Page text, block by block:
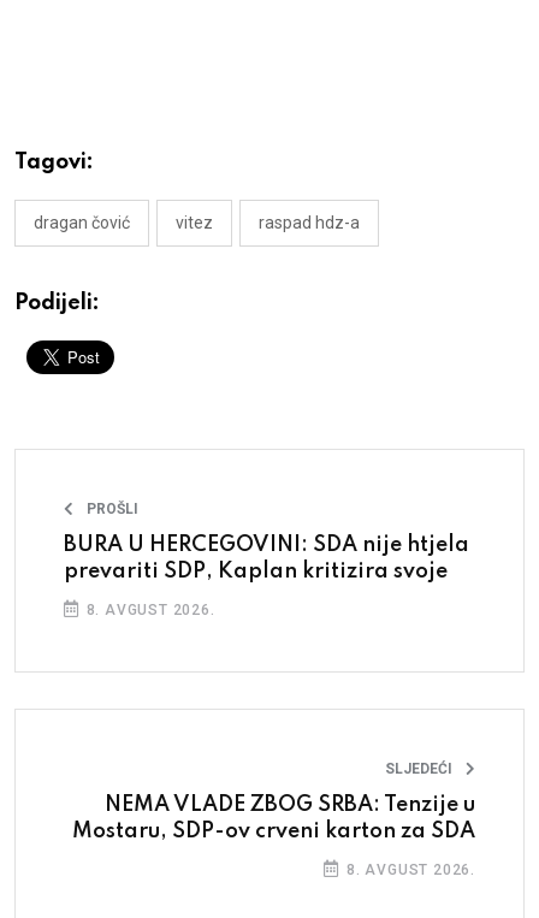
Tagovi:
dragan čović vitez raspad hdz-a
Podijeli:
PROŠLI
BURA U HERCEGOVINI: SDA nije htjela
prevariti SDP, Kaplan kritizira svoje
8. AVGUST 2026.
SLJEDEĆI
NEMA VLADE ZBOG SRBA: Tenzije u
Mostaru, SDP-ov crveni karton za SDA
8. AVGUST 2026.